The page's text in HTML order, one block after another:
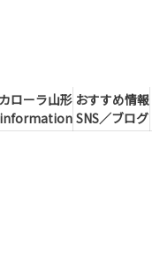
カローラ山形
information
おすすめ情報
SNS／ブログ